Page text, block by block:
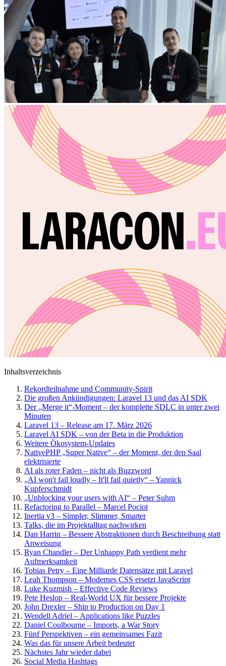
Inhaltsverzeichnis
Rekordteilnahme und Community-Spirit
Die großen Ankündigungen: Laravel 13 und das AI SDK
Der „Merge it“-Moment – der komplette SDLC in unter zwei
Minuten
Laravel 13 – Release am 17. März 2026
Laravel AI SDK – von der Beta in die Produktion
Weitere Ökosystem-Updates
NativePHP „Super Native“ – der Moment, der den Saal
elektrisierte
AI als roter Faden – nicht als Buzzword
„AI won't fail loudly – It'll fail quietly“ – Yannick
Kupferschmidt
„Unblocking your users with AI“ – Peter Suhm
Refactoring to Parallel – Marcel Pociot
Inertia v3 – Simpler, Slimmer, Smarter
Talks, die im Projektalltag nachwirken
Dan Harrin – Bessere Abstraktionen durch Beschreibung statt
Anweisung
Ryan Chandler – Der Unhappy Path verdient mehr
Aufmerksamkeit
Tobias Petry – Eine Milliarde Datensätze mit Laravel
Leah Thompson – Modernes CSS ersetzt JavaScript
Luke Kuzmish – Effective Code Reviews
Pete Heslop – Real-World UX für bessere Projekte
John Drexler – Ship to Production on Day 1
Wendell Adriel – Applications like Puzzles
Daniel Coulbourne – Imports, a War Story
Fünf Perspektiven – ein gemeinsames Fazit
Was das für unsere Arbeit bedeutet
Nächstes Jahr wieder dabei
Social Media Hashtags